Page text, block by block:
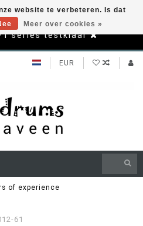
series testklaar
EUR
of experience
61
website te verbeteren. Is dat
Meer over cookies »